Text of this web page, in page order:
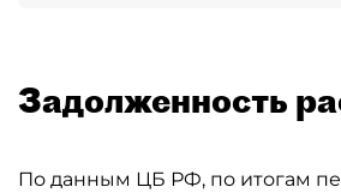
Задолженность
По данным ЦБ РФ, по итогам